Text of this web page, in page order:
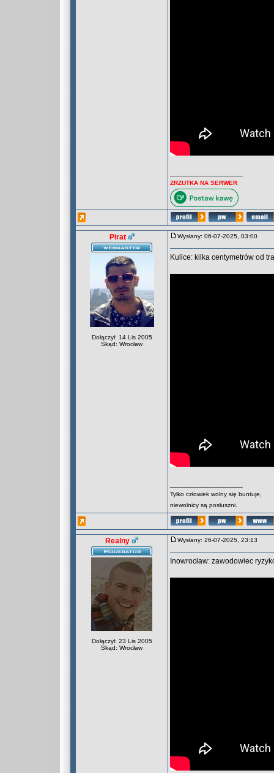
ZRZUTKA NA SERWER
Pirat
Dołączył: 14 Lis 2005
Skąd: Wrocław
Wysłany: 06-07-2025, 03:00
Kulice: kilka centymetrów od
Tylko człowiek wolny się buntuje,
niewolnicy są posłuszni.
Realny
Dołączył: 23 Lis 2005
Skąd: Wrocław
Wysłany: 26-07-2025, 23:13
Inowrocław: zawodowiec